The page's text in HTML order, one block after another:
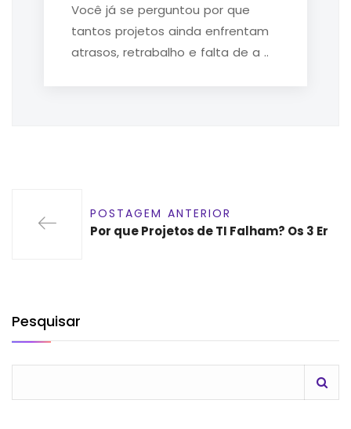
Você já se perguntou por que
tantos projetos ainda enfrentam
atrasos, retrabalho e falta de a ..
POSTAGEM ANTERIOR
Por que Projetos de TI Falham? Os 3 Er
Pesquisar